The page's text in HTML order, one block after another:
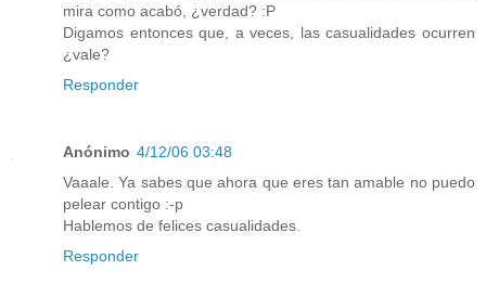
mira como acabó, ¿verdad? :P
Digamos entonces que, a veces, las casualidades ocurren
¿vale?
Responder
Anónimo 4/12/06 03:48
Vaaale. Ya sabes que ahora que eres tan amable no puedo
pelear contigo :-p
Hablemos de felices casualidades.
Responder